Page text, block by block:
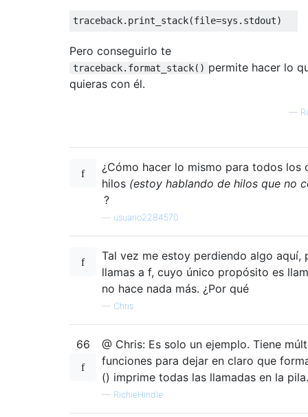
traceback. print_stack(file=sys . stdout)
Pero conseguirlo te
traceback.format_stack() permite hacer lo
quieras con él.
—
¿Cómo hacer lo mismo para todos los
hilos (estoy hablando de hilos que no
?
usuario2284570
Tal vez me estoy perdiendo algo aquí,
llamas a f, cuyo único propósito es
no hace nada más. ¿Por qué
— Chris
66
@ Chris: Es solo un ejemplo. Tiene
funciones para dejar en claro que
() imprime todas las llamadas en la pila.
— RichieHindle